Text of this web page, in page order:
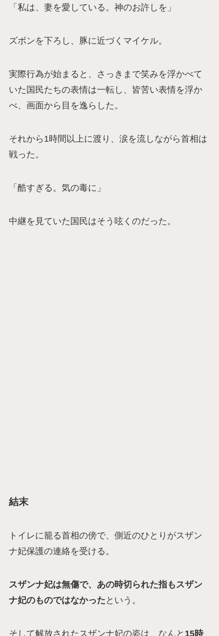
「私は、妻を愛している。神のお許しを」
ズボンを下ろし、豚に近づくマイケル。
実際行為が始まると、さっきまで笑みを浮かべて
いた国民たちの表情は一転し、皆苦い表情を浮か
べ、画面から目を逸らした。
それから1時間以上に渡り、涙を流しながら首相は
戦った。
「酷すぎる。気の毒に」
中継を見ていた国民はそう呟くのだった。
結末
トイレに籠る首相の傍で、側近のひとりがスザン
ナ妃保護の連絡を受ける。
スザンナ妃は無傷で、あの時切られた指もスザン
ナ妃のものではなかった という。
そして解放されたスザンナ妃の姿は、なんと 15時